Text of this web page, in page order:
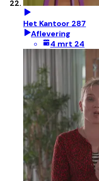
Het Kantoor 287
Aflevering
4 mrt 24